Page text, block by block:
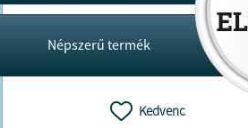
Népszerű termék
Kedvenc